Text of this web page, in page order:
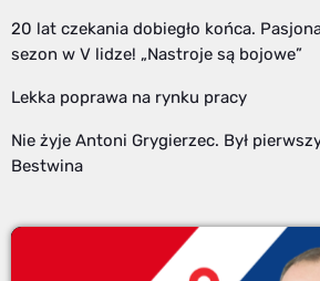
20 lat czekania dobiegło końca.
sezon w V lidze! „Nastroje są bojowe”
Lekka poprawa na rynku pracy
Nie żyje Antoni Grygierzec. Był
Bestwina